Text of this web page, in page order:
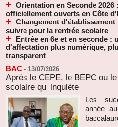
Orientation en Seconde
officiellement ouverts en Côte
Changement
suivre pour la rentrée scolaire
Entrée en 6e et en seconde :
d'affectation plus numérique,
transparent
BAC - 13/07/2026
Après le CEPE, le BEPC ou
scolaire qui inquiète
Les
année